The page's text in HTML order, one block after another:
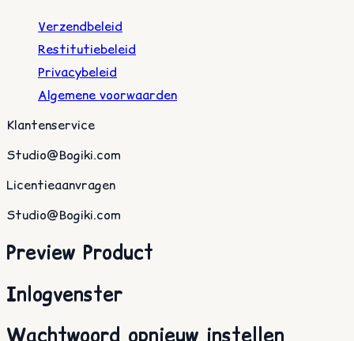
Verzendbeleid
Restitutiebeleid
Privacybeleid
Algemene voorwaarden
Klantenservice
Studio@Bogiki.com
Licentieaanvragen
Studio@Bogiki.com
Preview Product
Inlogvenster
Wachtwoord opnieuw instellen